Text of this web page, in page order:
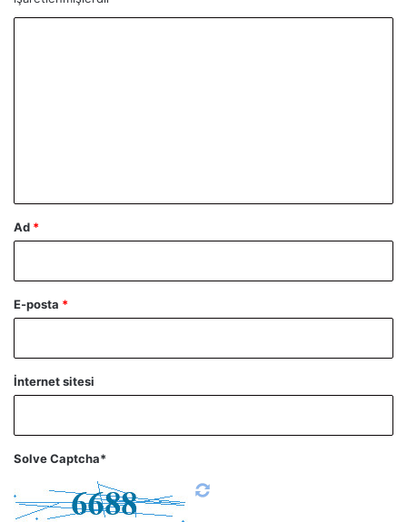
Ad *
E-posta *
İnternet sitesi
Solve Captcha*